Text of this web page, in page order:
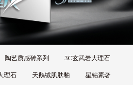
陶艺质感砖系列 3C玄武岩大理石
理石 天鹅绒肌肤釉 星钻素奢